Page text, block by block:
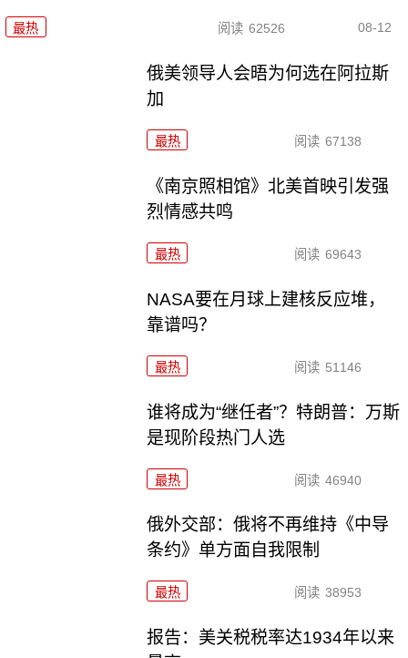
最热 阅读 62526 08-12
俄美领导人会晤为何选在阿拉斯
加
最热 阅读 67138
《南京照相馆》北美首映引发强
烈情感共鸣
最热 阅读 69643
NASA要在月球上建核反应堆，
靠谱吗？
最热 阅读 51146
谁将成为“继任者”？特朗普：万斯
是现阶段热门人选
最热 阅读 46940
俄外交部：俄将不再维持《中导
条约》单方面自我限制
最热 阅读 38953
报告：美关税税率达1934年以来